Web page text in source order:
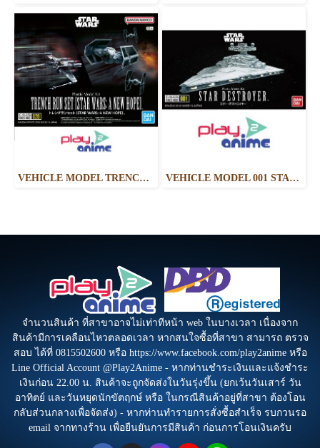
VEHICLE MODEL TRENCH RUN SET [STAR WARS: A NEW HOPE] VEHICLE MODEL 001 STAR DESTROYER
จำนวนสินค้า ที่สาขาอาจไม่เท่าทีหน้า web ในบางเวลา เนื่องจาก
สินค้ามีการเคลือนไหวตลอดเวลา หากสนใจซื้อที่สาขา สามารถ ตรวจ
สอบ ได้ที่ 0815502600 หรือ https://www.facebook.com/play2anime หรือ
Line Official Account @Play2Anime - หากท่านชำระเงินและแจ้งชำระ
เงินก่อน 22.00 น. สินค้าจะถูกจัดส่งในวันรุ่งขึ้น (ยกเว้นวันเสาร์ วัน
อาทิตย์ และวันหยุดนักขัตฤกษ์ หรือ ในกรณีสินค้าอยู่ที่สาขา ต้องโอน
กลับส่วนกลางเพื่อจัดส่ง) - หากท่านทำรายการสั่งซื้อสำเร็จ รบกวนรอ
email จากทางร้าน เพื่อยืนยันการมีสินค้า ก่อนการโอนเงินครับ